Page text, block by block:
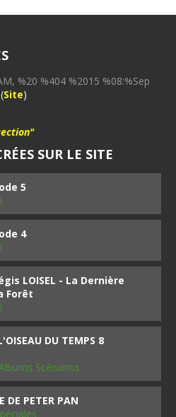
%20 %404 %2015 %08:%Sep
(Site)
SUR LE SITE
5
4
LOISEL - La Dernière
Forêt
DU TEMPS 8
Scénarios
DE PETER PAN